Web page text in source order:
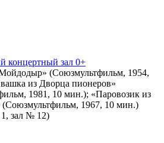
концертный зал 0+
(Союзмультфильм, 1954,
из Дворца пионеров»
1981, 10 мин.); «Паровозик из
1967, 10 мин.)
зал № 12)